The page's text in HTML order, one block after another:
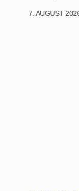
7. AUGUST